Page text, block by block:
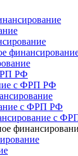
РФ
с ФРП РФ
с ФРП РФ
с